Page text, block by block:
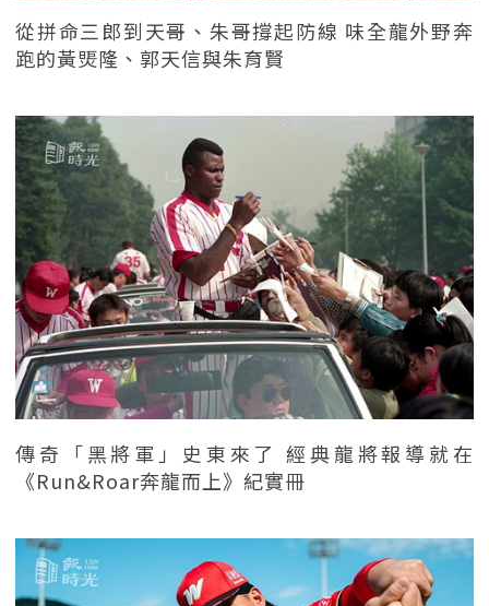
從拼命三郎到天哥、朱哥撐起防線 味全龍外野奔
跑的黃煚隆、郭天信與朱育賢
傳奇「黑將軍」史東來了 經典龍將報導就在
《Run&Roar奔龍而上》紀實冊